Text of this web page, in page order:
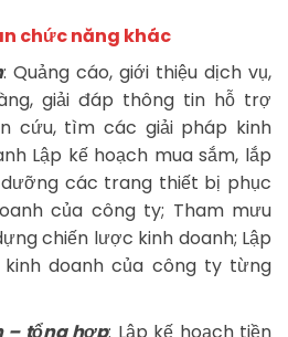
chức năng khác
: Quảng cáo, giới thiệu dịch vụ,
giải đáp thông tin hỗ trợ
cứu, tìm các giải pháp kinh
Lập kế hoạch mua sắm, lắp
các trang thiết bị phục
của công ty; Tham mưu
chiến lược kinh doanh; Lập
kinh doanh của công ty từng